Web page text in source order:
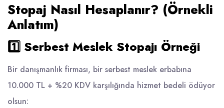
Stopaj Nasıl Hesaplanır? (Örnekli
Anlatım)
1️⃣ Serbest Meslek Stopajı Örneği
Bir danışmanlık firması, bir serbest meslek erbabına
10.000 TL + %20 KDV karşılığında hizmet bedeli ödüyor
olsun: